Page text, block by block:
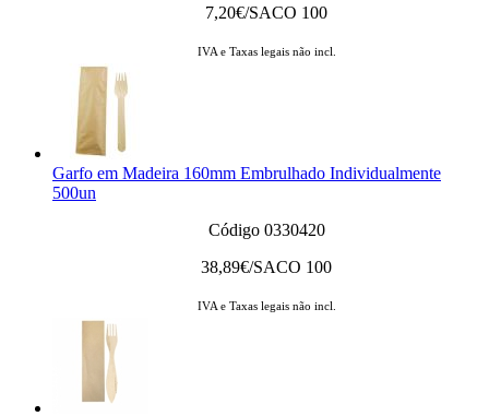
7,20€/SACO 100
IVA e Taxas legais não incl.
Garfo em Madeira 160mm Embrulhado Individualmente
500un
Código 0330420
38,89€/SACO 100
IVA e Taxas legais não incl.